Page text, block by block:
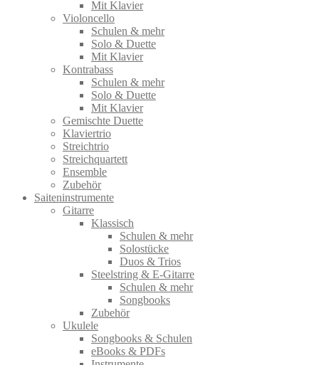
Mit Klavier
Violoncello
Schulen & mehr
Solo & Duette
Mit Klavier
Kontrabass
Schulen & mehr
Solo & Duette
Mit Klavier
Gemischte Duette
Klaviertrio
Streichtrio
Streichquartett
Ensemble
Zubehör
Saiteninstrumente
Gitarre
Klassisch
Schulen & mehr
Solostücke
Duos & Trios
Steelstring & E-Gitarre
Schulen & mehr
Songbooks
Zubehör
Ukulele
Songbooks & Schulen
eBooks & PDFs